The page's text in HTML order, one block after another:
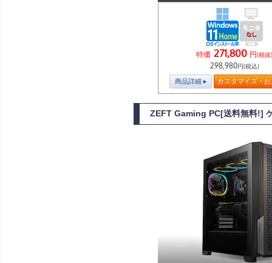
特価 271,800 円(税抜
298,980円(税込)
商品詳細 カスタマイズ・
ZEFT Gaming PC[送料無料!]